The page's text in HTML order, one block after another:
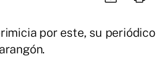
por este, su periódico